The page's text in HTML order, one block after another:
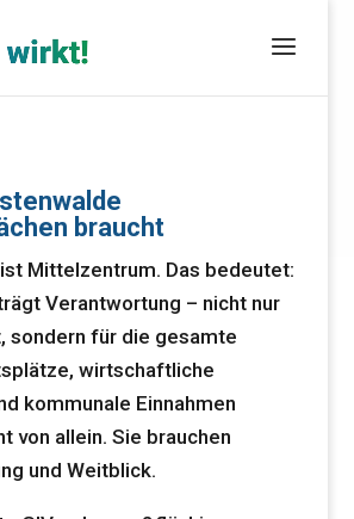
braucht
Mittelzentrum. Das bedeutet:
Verantwortung – nicht nur
sondern für die gesamte
wirtschaftliche
kommunale Einnahmen
von allein. Sie brauchen
und Weitblick.